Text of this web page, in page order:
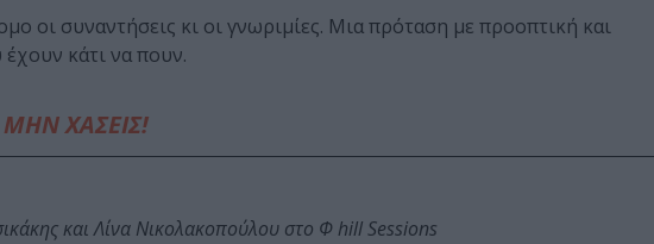
οι συναντήσεις κι οι γνωριμίες. Μια πρόταση με προοπτική και
κάτι να πουν.
ΜΗΝ ΧΑΣΕΙΣ!
και Λίνα Νικολακοπούλου στο Φ hill Sessions